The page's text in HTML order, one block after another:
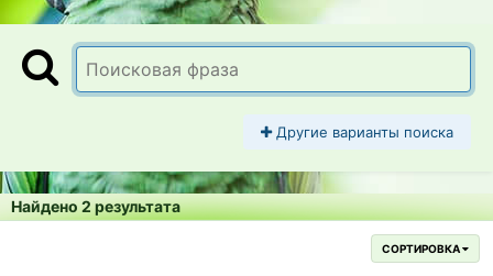
Другие варианты поиска
Найдено 2 результата
СОРТИРОВКА